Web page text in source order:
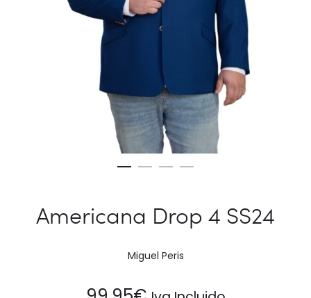
Americana Drop 4 SS24
Miguel Peris